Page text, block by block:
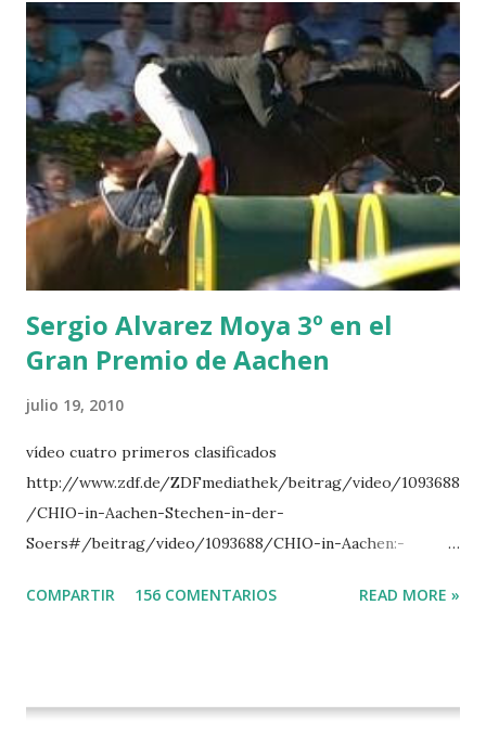
POWER - MILLAR 5 ARMANIE -VOORN 6 QUERLYBET
HERO -LEJAUNE 7 MO CHROI - O’BRIEN 8 CARMENA Z -
BREEN 9 JALLA DE GAVIERE -RAMZY AL DUHAMI 10
NOVEL -PHILIPPAERTS 3 triple 1 LATE NIGHT -LEVY 2 K
CLUB LADY -O’CONNOR 3 QUICK STUDY - HOUGH 4
LORENZO -AHLMANN 5 L’ESPOIR -GULLIKSEN 6
TOPINAMBOUR -LEPREVOST 7 WISCONSIN 111 -MOYA 8
INTERTOY Z - BRASH 9 HERALD –CORDON 10 SELDANA
DI CAMPALTO -SHARBATLY Vuelta Triunfal... el ganador
del Gran Premio en su vuelta de honor
Sergio Alvarez Moya 3º en el
Gran Premio de Aachen
julio 19, 2010
vídeo cuatro primeros clasificados
http://www.zdf.de/ZDFmediathek/beitrag/video/1093688
/CHIO-in-Aachen-Stechen-in-der-
Soers#/beitrag/video/1093688/CHIO-in-Aachen:-
COMPARTIR 156 COMENTARIOS READ MORE »